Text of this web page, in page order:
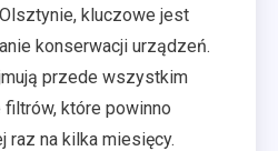
kluczowe jest
konserwacji urządzeń.
przede wszystkim
które powinno
raz na kilka miesięcy.